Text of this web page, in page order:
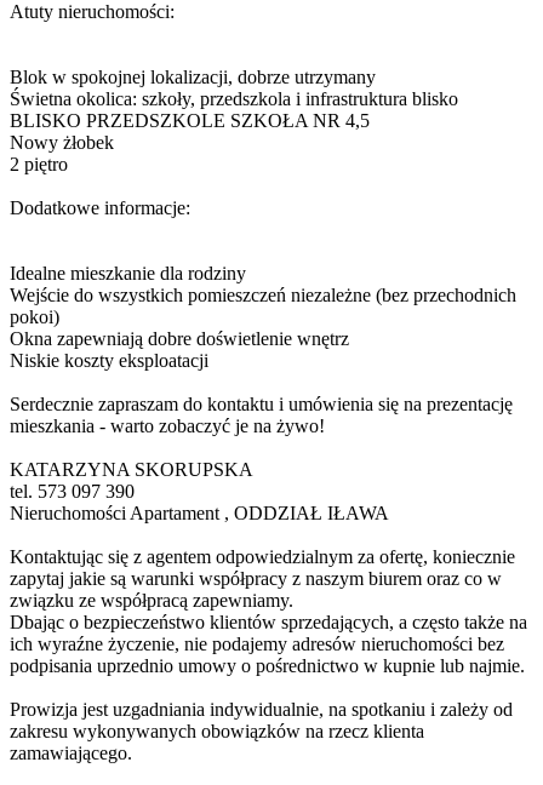
Atuty nieruchomości:
Blok w spokojnej lokalizacji, dobrze utrzymany
Świetna okolica: szkoły, przedszkola i infrastruktura blisko
BLISKO PRZEDSZKOLE SZKOŁA NR 4,5
Nowy żłobek
2 piętro
Dodatkowe informacje:
Idealne mieszkanie dla rodziny
Wejście do wszystkich pomieszczeń niezależne (bez przechodnich
pokoi)
Okna zapewniają dobre doświetlenie wnętrz
Niskie koszty eksploatacji
Serdecznie zapraszam do kontaktu i umówienia się na prezentację
mieszkania - warto zobaczyć je na żywo!
KATARZYNA SKORUPSKA
tel. 573 097 390
Nieruchomości Apartament , ODDZIAŁ IŁAWA
Kontaktując się z agentem odpowiedzialnym za ofertę, koniecznie
zapytaj jakie są warunki współpracy z naszym biurem oraz co w
związku ze współpracą zapewniamy.
Dbając o bezpieczeństwo klientów sprzedających, a często także na
ich wyraźne życzenie, nie podajemy adresów nieruchomości bez
podpisania uprzednio umowy o pośrednictwo w kupnie lub najmie.
Prowizja jest uzgadniania indywidualnie, na spotkaniu i zależy od
zakresu wykonywanych obowiązków na rzecz klienta
zamawiającego.